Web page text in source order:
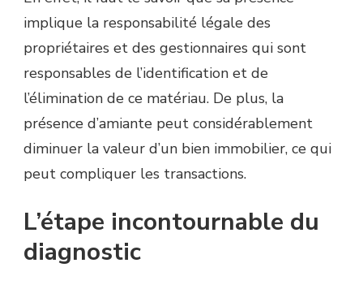
implique la responsabilité légale des
propriétaires et des gestionnaires qui sont
responsables de l’identification et de
l’élimination de ce matériau. De plus, la
présence d’amiante peut considérablement
diminuer la valeur d’un bien immobilier, ce qui
peut compliquer les transactions.
L’étape incontournable du
diagnostic